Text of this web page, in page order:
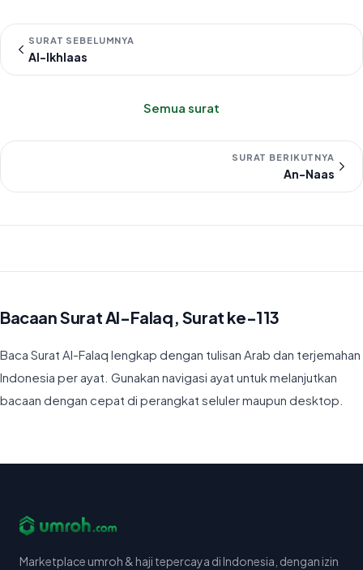
SURAT SEBELUMNYA
Al-Ikhlaas
Semua surat
SURAT BERIKUTNYA
An-Naas
Bacaan Surat Al-Falaq, Surat ke-113
Baca Surat Al-Falaq lengkap dengan tulisan Arab dan terjemahan
Indonesia per ayat. Gunakan navigasi ayat untuk melanjutkan
bacaan dengan cepat di perangkat seluler maupun desktop.
Marketplace umroh & haji tepercaya di Indonesia, dengan izin